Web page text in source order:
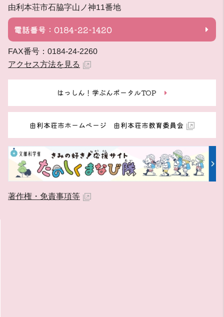
由利本荘市石脇字山ノ神11番地
電話番号：0184-22-1420
FAX番号：0184-24-2260
アクセス方法を見る
はっしん！学ぶんポータルTOP
由利本荘市ホームページ 由利本荘市教育委員会
著作権・免責事項等